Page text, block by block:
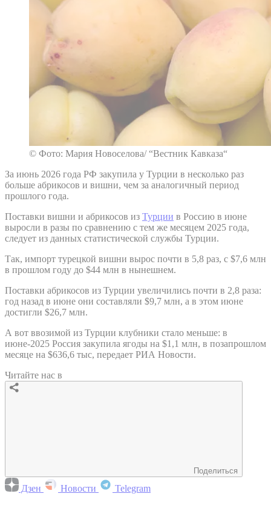
© Фото: Мария Новоселова/ “Вестник Кавказа“
За июнь 2026 года РФ закупила у Турции в несколько раз
больше абрикосов и вишни, чем за аналогичный период
прошлого года.
Поставки вишни и абрикосов из Турции в Россию в июне
выросли в разы по сравнению с тем же месяцем 2025 года,
следует из данных статистической службы Турции.
Так, импорт турецкой вишни вырос почти в 5,8 раз, с $7,6 млн
в прошлом году до $44 млн в нынешнем.
Поставки абрикосов из Турции увеличились почти в 2,8 раза:
год назад в июне они составляли $9,7 млн, а в этом июне
достигли $26,7 млн.
А вот ввозимой из Турции клубники стало меньше: в
июне-2025 Россия закупила ягоды на $1,1 млн, в позапрошлом
месяце на $636,6 тыс, передает РИА Новости.
Читайте нас в
Поделиться
Дзен Новости Telegram